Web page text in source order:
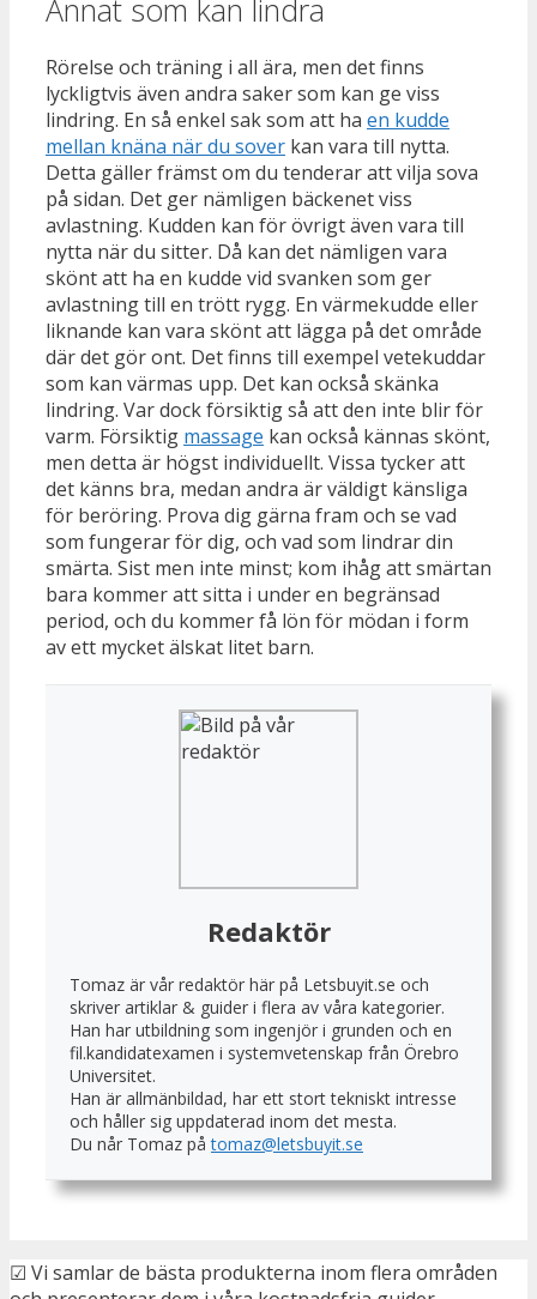
Annat som kan lindra
Rörelse och träning i all ära, men det finns
lyckligtvis även andra saker som kan ge viss
lindring. En så enkel sak som att ha en kudde
mellan knäna när du sover kan vara till nytta.
Detta gäller främst om du tenderar att vilja sova
på sidan. Det ger nämligen bäckenet viss
avlastning. Kudden kan för övrigt även vara till
nytta när du sitter. Då kan det nämligen vara
skönt att ha en kudde vid svanken som ger
avlastning till en trött rygg. En värmekudde eller
liknande kan vara skönt att lägga på det område
där det gör ont. Det finns till exempel vetekuddar
som kan värmas upp. Det kan också skänka
lindring. Var dock försiktig så att den inte blir för
varm. Försiktig massage kan också kännas skönt,
men detta är högst individuellt. Vissa tycker att
det känns bra, medan andra är väldigt känsliga
för beröring. Prova dig gärna fram och se vad
som fungerar för dig, och vad som lindrar din
smärta. Sist men inte minst; kom ihåg att smärtan
bara kommer att sitta i under en begränsad
period, och du kommer få lön för mödan i form
av ett mycket älskat litet barn.
Redaktör
Tomaz är vår redaktör här på Letsbuyit.se och
skriver artiklar & guider i flera av våra kategorier.
Han har utbildning som ingenjör i grunden och en
fil.kandidatexamen i systemvetenskap från Örebro
Universitet.
Han är allmänbildad, har ett stort tekniskt intresse
och håller sig uppdaterad inom det mesta.
Du når Tomaz påtomaz@letsbuyit.se
☑ Vi samlar de bästa produkterna inom flera områden